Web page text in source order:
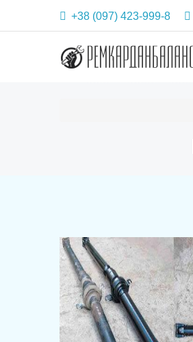
+38 (097) 423-999-8